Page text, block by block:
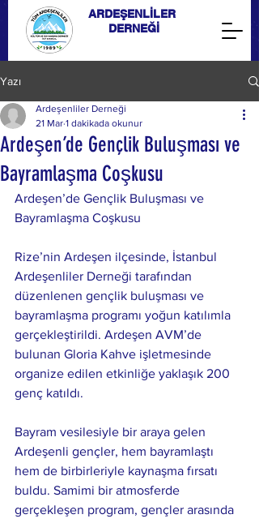
ARDEŞENLİLER
DERNEĞİ
Yazı
Ardeşen’de Gençlik Buluşması ve
Bayramlaşma Coşkusu
Ardeşenliler Derneği
21 Mar 1 dakikada okunur
Ardeşen’de Gençlik Buluşması ve
Bayramlaşma Coşkusu
Rize’nin Ardeşen ilçesinde, İstanbul
Ardeşenliler Derneği tarafından
düzenlenen gençlik buluşması ve
bayramlaşma programı yoğun katılımla
gerçekleştirildi. Ardeşen AVM’de
bulunan Gloria Kahve işletmesinde
organize edilen etkinliğe yaklaşık 200
genç katıldı.
Bayram vesilesiyle bir araya gelen
Ardeşenli gençler, hem bayramlaştı
hem de birbirleriyle kaynaşma fırsatı
buldu. Samimi bir atmosferde
gerçekleşen program, gençler arasında